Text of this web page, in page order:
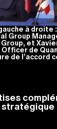
à droite :
Group
Group, et
de
de l’accord
stratégique